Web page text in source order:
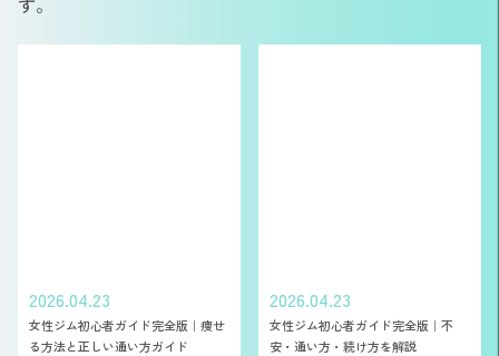
2026.04.23
女性ジム初心者ガイド完全版｜痩せ
る方法と正しい通い方ガイド
2026.04.23
女性ジム初心者ガイド完全版｜不
安・通い方・続け方を解説